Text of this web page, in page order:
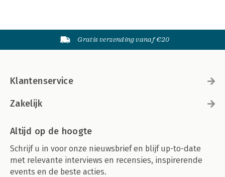
Gratis verzending vanaf €20
Klantenservice
Zakelijk
Altijd op de hoogte
Schrijf u in voor onze nieuwsbrief en blijf up-to-date
met relevante interviews en recensies, inspirerende
events en de beste acties.